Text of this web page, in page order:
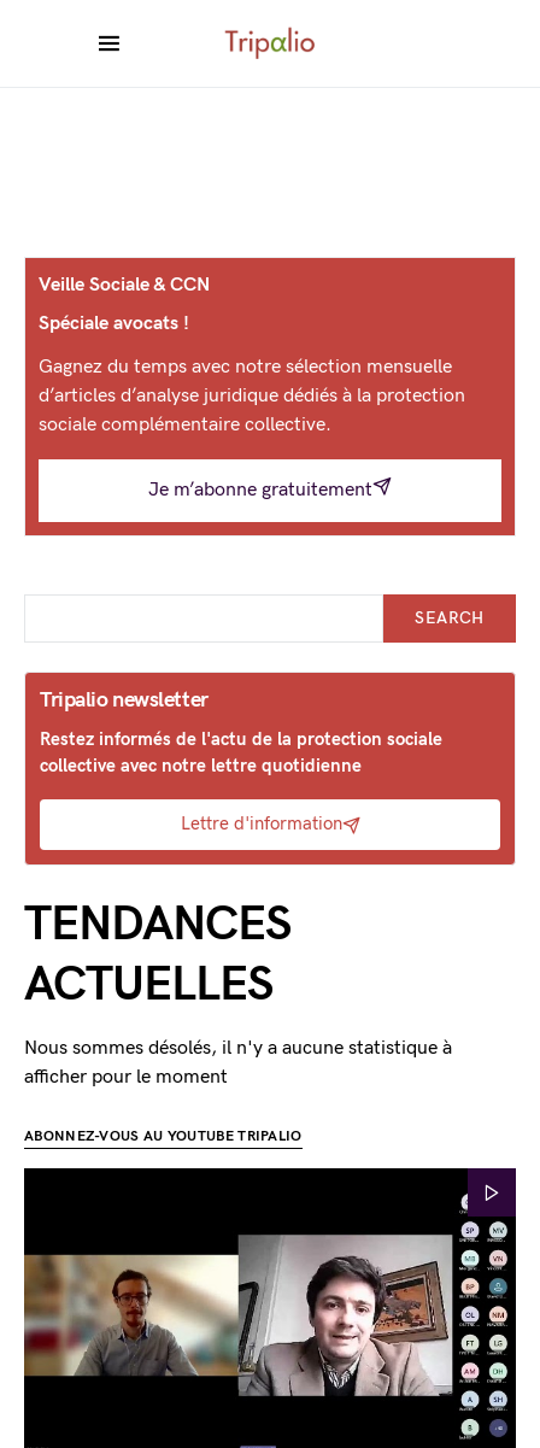
Veille Sociale & CCN
Spéciale avocats !
Gagnez du temps avec notre sélection mensuelle
d’articles d’analyse juridique dédiés à la protection
sociale complémentaire collective.
Je m’abonne gratuitement
SEARCH
Tripalio newsletter
Restez informés de l'actu de la protection sociale
collective avec notre lettre quotidienne
Lettre d'information
TENDANCES
ACTUELLES
Nous sommes désolés, il n'y a aucune statistique à
afficher pour le moment
ABONNEZ-VOUS AU YOUTUBE TRIPALIO